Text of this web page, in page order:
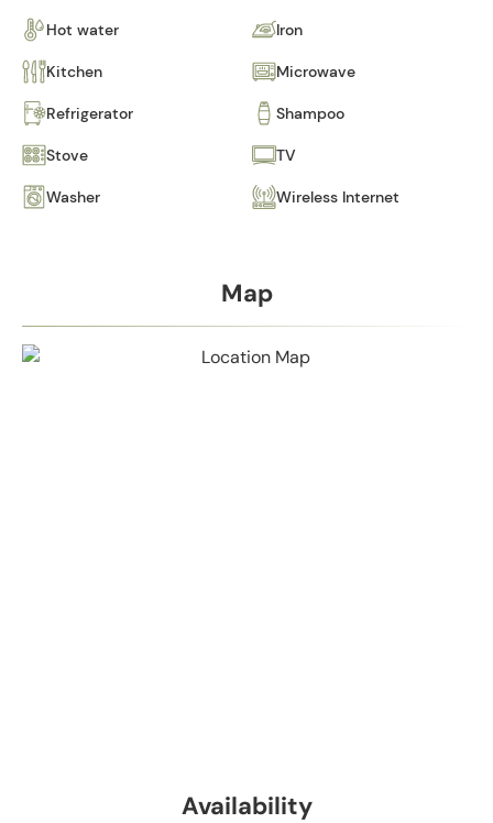
Hot water Iron
Kitchen Microwave
Refrigerator Shampoo
Stove TV
Washer Wireless Internet
Map
Availability